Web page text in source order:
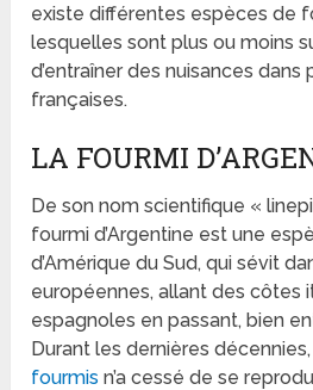
existe différentes espèces de
lesquelles sont plus ou moins
d’entraîner des nuisances dans
françaises.
LA FOURMI
De son nom scientifique «
fourmi d’Argentine est une
d’Amérique du Sud, qui sévit
européennes, allant des côtes
espagnoles en passant, bien
Durant les dernières
fourmis n’a cessé de se